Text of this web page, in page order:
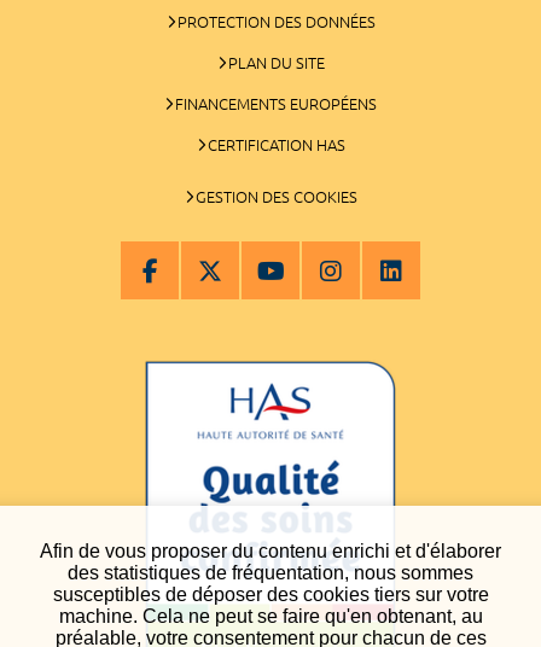
Afin de vous proposer du contenu enrichi et d'élaborer
des statistiques de fréquentation, nous sommes
susceptibles de déposer des cookies tiers sur votre
machine. Cela ne peut se faire qu'en obtenant, au
préalable, votre consentement pour chacun de ces
PROTECTION DES DONNÉES
PLAN DU SITE
FINANCEMENTS EUROPÉENS
CERTIFICATION HAS
GESTION DES COOKIES